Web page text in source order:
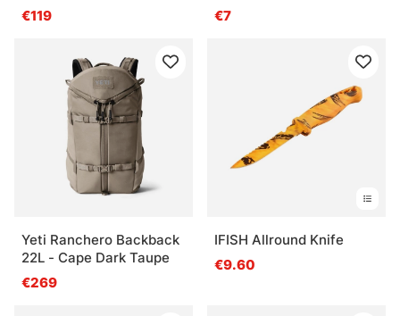
€119
€7
Yeti Ranchero Backback
22L - Cape Dark Taupe
€269
IFISH Allround Knife
€9.60